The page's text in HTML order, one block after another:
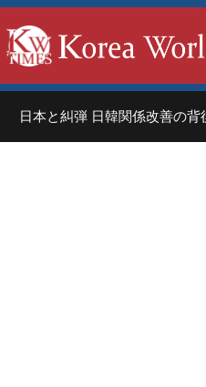
日本と糾弾 日韓関係改善の背